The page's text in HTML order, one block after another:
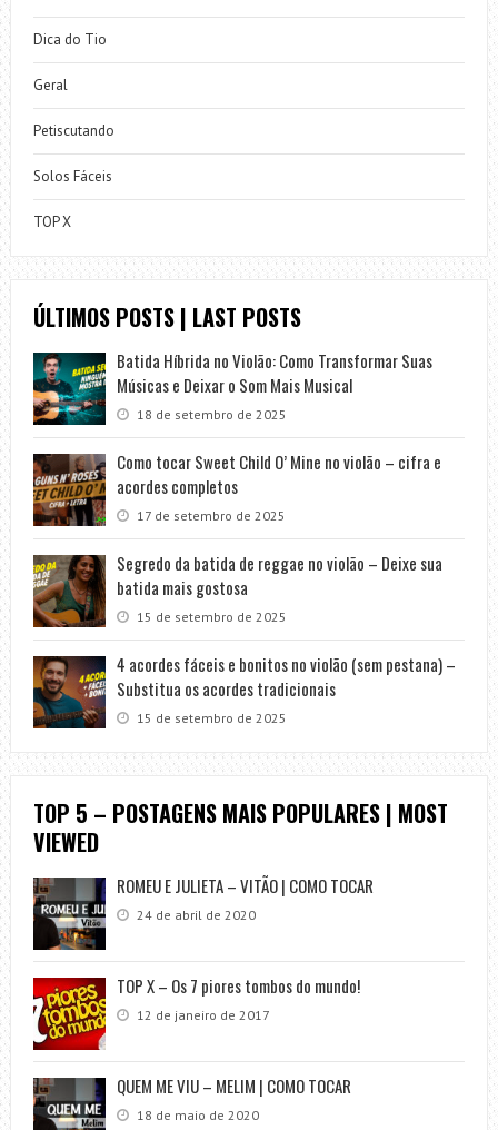
Dica do Tio
Geral
Petiscutando
Solos Fáceis
TOP X
ÚLTIMOS POSTS | LAST POSTS
Batida Híbrida no Violão: Como Transformar Suas
Músicas e Deixar o Som Mais Musical
18 de setembro de 2025
Como tocar Sweet Child O’ Mine no violão – cifra e
acordes completos
17 de setembro de 2025
Segredo da batida de reggae no violão – Deixe sua
batida mais gostosa
15 de setembro de 2025
4 acordes fáceis e bonitos no violão (sem pestana) –
Substitua os acordes tradicionais
15 de setembro de 2025
TOP 5 – POSTAGENS MAIS POPULARES | MOST
VIEWED
ROMEU E JULIETA – VITÃO | COMO TOCAR
24 de abril de 2020
TOP X – Os 7 piores tombos do mundo!
12 de janeiro de 2017
QUEM ME VIU – MELIM | COMO TOCAR
18 de maio de 2020